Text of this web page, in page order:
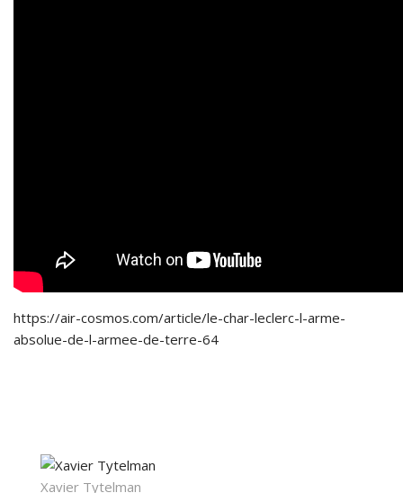
https://air-cosmos.com/article/le-char-leclerc-l-arme-
absolue-de-l-armee-de-terre-64
Xavier Tytelman